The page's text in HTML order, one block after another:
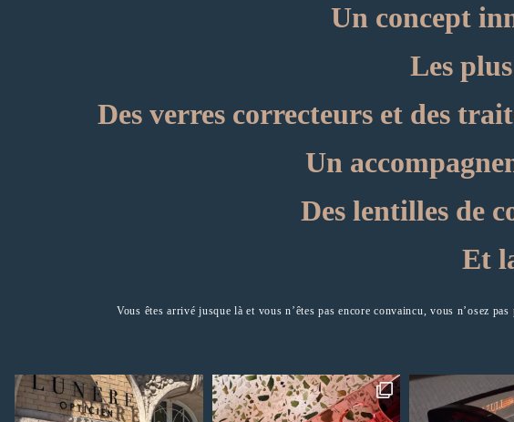
Un concept
Les
Des verres correcteurs et des
Un
Des lentilles de
Et
Vous êtes arrivé jusque là et vous n’êtes pas encore convaincu, vous n’osez